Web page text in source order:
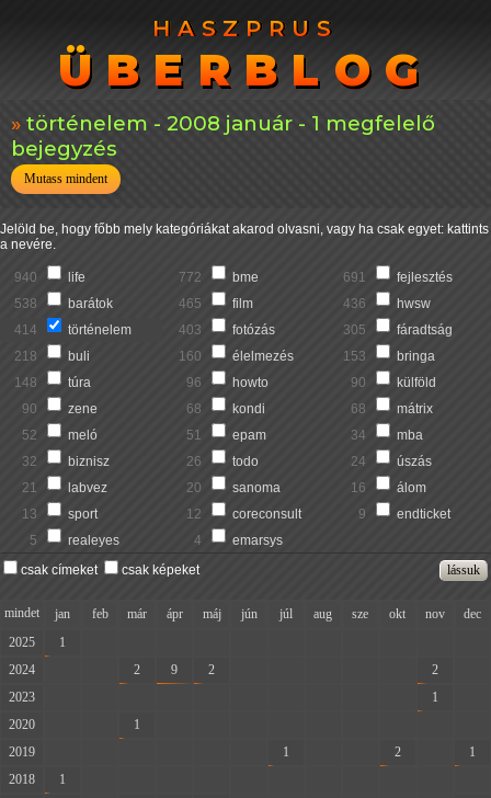
HASZPRUS
ÜBERBLOG
HASZPRUS
ÜBERBLOG
történelem - 2008 január - 1 megfelelő
bejegyzés
Mutass mindent
Jelöld be, hogy főbb mely kategóriákat akarod olvasni, vagy ha csak egyet: kattints
a nevére.
940 life 772 bme 691
fejlesztés
538
barátok 465 film 436
hwsw
414
történelem 403 fotózás 305
fáradtság
218
buli 160 élelmezés 153
bringa
148
túra 96 howto 90
külföld
90
zene 68 kondi 68
mátrix
52
meló 51 epam 34
mba
32
biznisz 26 todo 24
úszás
21
labvez 20 sanoma 16
álom
13
sport 12 coreconsult 9
endticket
5
realeyes 4
emarsys
csak címeket
csak képeket
mindet jan feb már ápr máj jún júl aug sze okt nov
dec
2025
1
2024
2 9 2 2
2023
1
2020
1
2019
1 2
1
2018
1